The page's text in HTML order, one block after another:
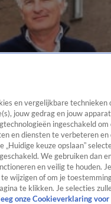
en vergelijkbare
jouw gedrag en jouw
ingeschakeld
en diensten te verbeteren
keuze opslaan”
We gebruiken dan
en veilig te houden.
wijzigen of om je
te klikken. Je selecties
onze Cookieverklaring